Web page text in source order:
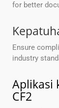
for better
Ensure
industry
Aplikasi
CF2